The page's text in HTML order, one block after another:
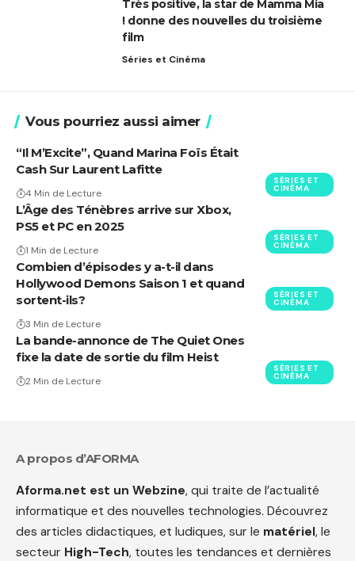
Très positive, la star de Mamma Mia
! donne des nouvelles du troisième
film
Séries et Cinéma
Vous pourriez aussi aimer
SÉRIES ET
CINÉMA
“Il M’Excite”, Quand Marina Foïs Était
Cash Sur Laurent Lafitte
4 Min de Lecture
SÉRIES ET
CINÉMA
L’Âge des Ténèbres arrive sur Xbox,
PS5 et PC en 2025
1 Min de Lecture
SÉRIES ET
CINÉMA
Combien d’épisodes y a-t-il dans
Hollywood Demons Saison 1 et quand
sortent-ils?
3 Min de Lecture
SÉRIES ET
CINÉMA
La bande-annonce de The Quiet Ones
fixe la date de sortie du film Heist
2 Min de Lecture
A propos d’AFORMA
Aforma.net est un Webzine, qui traite de l’actualité
informatique et des nouvelles technologies. Découvrez
des articles didactiques, et ludiques, sur le matériel, le
secteur High-Tech, toutes les tendances et dernières